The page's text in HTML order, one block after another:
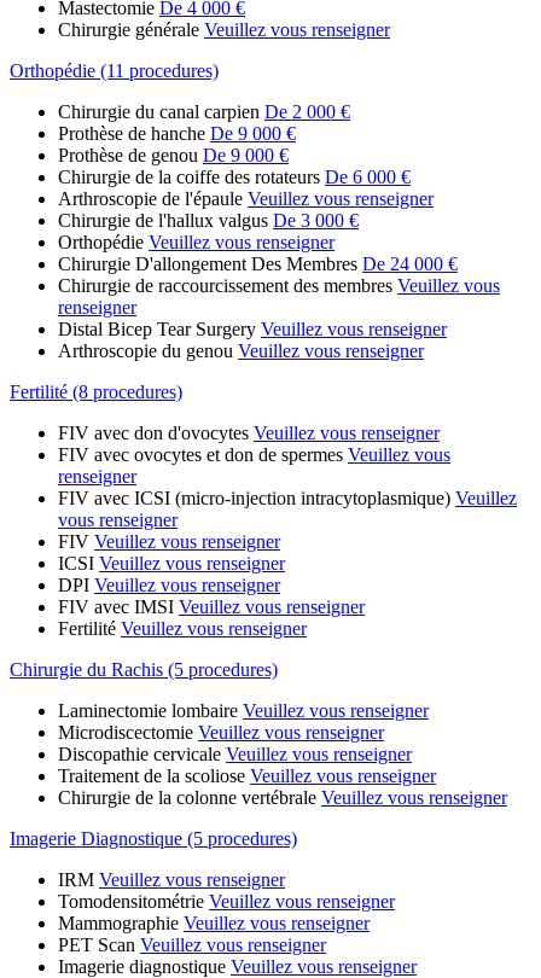
Mastectomie De 4 000 €
Chirurgie générale Veuillez vous renseigner
Orthopédie (11 procedures)
Chirurgie du canal carpien De 2 000 €
Prothèse de hanche De 9 000 €
Prothèse de genou De 9 000 €
Chirurgie de la coiffe des rotateurs De 6 000 €
Arthroscopie de l'épaule Veuillez vous renseigner
Chirurgie de l'hallux valgus De 3 000 €
Orthopédie Veuillez vous renseigner
Chirurgie D'allongement Des Membres De 24 000 €
Chirurgie de raccourcissement des membres Veuillez vous
renseigner
Distal Bicep Tear Surgery Veuillez vous renseigner
Arthroscopie du genou Veuillez vous renseigner
Fertilité (8 procedures)
FIV avec don d'ovocytes Veuillez vous renseigner
FIV avec ovocytes et don de spermes Veuillez vous
renseigner
FIV avec ICSI (micro-injection intracytoplasmique) Veuillez
vous renseigner
FIV Veuillez vous renseigner
ICSI Veuillez vous renseigner
DPI Veuillez vous renseigner
FIV avec IMSI Veuillez vous renseigner
Fertilité Veuillez vous renseigner
Chirurgie du Rachis (5 procedures)
Laminectomie lombaire Veuillez vous renseigner
Microdiscectomie Veuillez vous renseigner
Discopathie cervicale Veuillez vous renseigner
Traitement de la scoliose Veuillez vous renseigner
Chirurgie de la colonne vertébrale Veuillez vous renseigner
Imagerie Diagnostique (5 procedures)
IRM Veuillez vous renseigner
Tomodensitométrie Veuillez vous renseigner
Mammographie Veuillez vous renseigner
PET Scan Veuillez vous renseigner
Imagerie diagnostique Veuillez vous renseigner